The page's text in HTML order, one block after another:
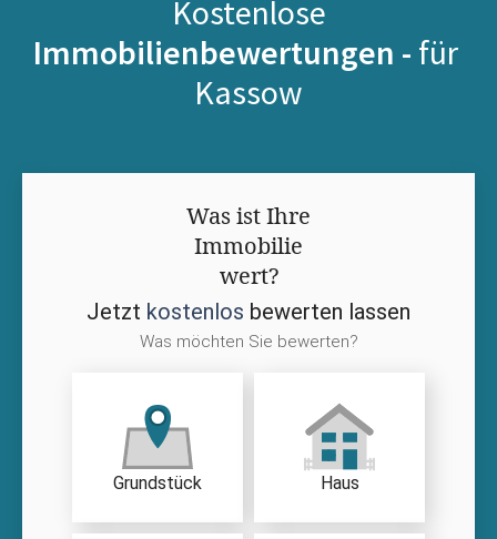
Kostenlose
Immobilienbewertungen - für
Kassow
Was ist Ihre
Immobilie
wert?
Jetzt kostenlos bewerten lassen
Was möchten Sie bewerten?
Grundstück Haus